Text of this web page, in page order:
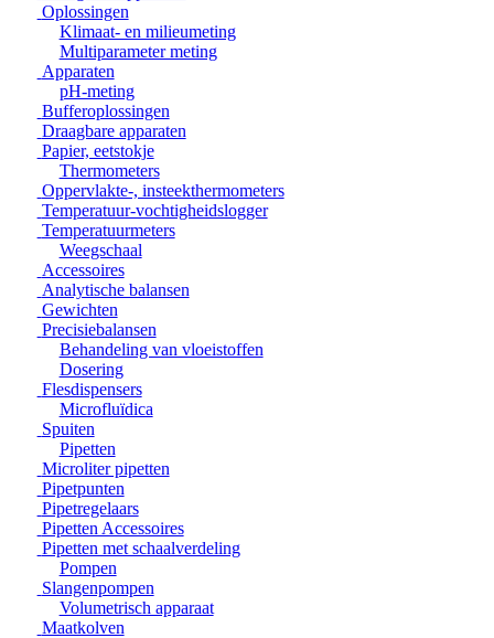
Oplossingen
Klimaat- en milieumeting
Multiparameter meting
Apparaten
pH-meting
Bufferoplossingen
Draagbare apparaten
Papier, eetstokje
Thermometers
Oppervlakte-, insteekthermometers
Temperatuur-vochtigheidslogger
Temperatuurmeters
Weegschaal
Accessoires
Analytische balansen
Gewichten
Precisiebalansen
Behandeling van vloeistoffen
Dosering
Flesdispensers
Microfluïdica
Spuiten
Pipetten
Microliter pipetten
Pipetpunten
Pipetregelaars
Pipetten Accessoires
Pipetten met schaalverdeling
Pompen
Slangenpompen
Volumetrisch apparaat
Maatkolven